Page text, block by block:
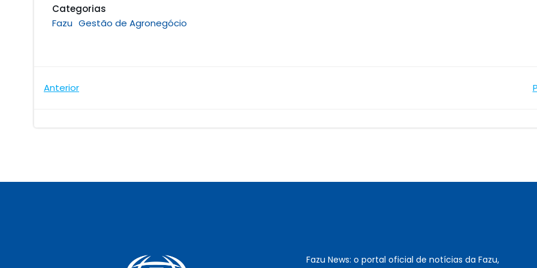
Categorias
Fazu Gestão de Agronegócio
Navegação
Anterior
Fazu News: o portal oficial de notícias da Fazu,